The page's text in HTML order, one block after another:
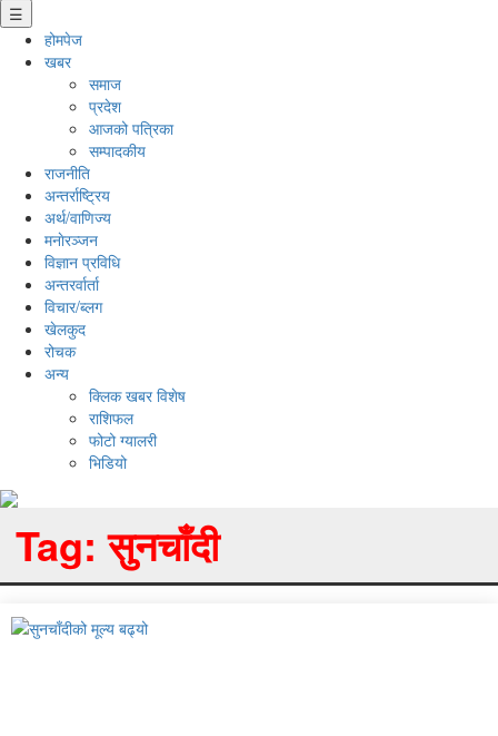
☰
होमपेज
खबर
समाज
प्रदेश
आजको पत्रिका
सम्पादकीय
राजनीति
अन्तर्राष्ट्रिय
अर्थ/वाणिज्य
मनाेरञ्जन
विज्ञान प्रविधि
अन्तरर्वार्ता
विचार/ब्लग
खेलकुद
रोचक
अन्य
क्लिक खबर विशेष
राशिफल
फोटो ग्यालरी
भिडियो
Tag:सुनचाँदी